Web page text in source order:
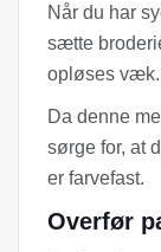
Når du har
sætte
opløses væk.
Da denne
sørge for, at
er farvefast.
Overfør